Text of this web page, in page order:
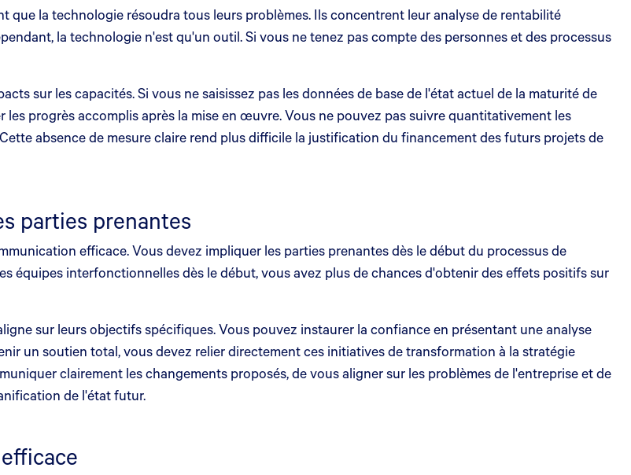
que la technologie résoudra tous leurs problèmes. Ils concentrent leur analyse de rentabilité
la technologie n'est qu'un outil. Si vous ne tenez pas compte des personnes et des processus
sur les capacités. Si vous ne saisissez pas les données de base de l'état actuel de la maturité de
progrès accomplis après la mise en œuvre. Vous ne pouvez pas suivre quantitativement les
absence de mesure claire rend plus difficile la justification du financement des futurs projets de
parties prenantes
efficace. Vous devez impliquer les parties prenantes dès le début du processus de
équipes interfonctionnelles dès le début, vous avez plus de chances d'obtenir des effets positifs sur
sur leurs objectifs spécifiques. Vous pouvez instaurer la confiance en présentant une analyse
un soutien total, vous devez relier directement ces initiatives de transformation à la stratégie
clairement les changements proposés, de vous aligner sur les problèmes de l'entreprise et de
de l'état futur.